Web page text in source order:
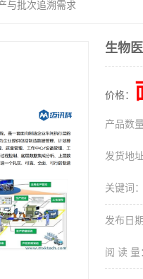
与批次追溯需求
生物
价格：
产品数量
发货地址
关键词：
发布日期
阅 读 量